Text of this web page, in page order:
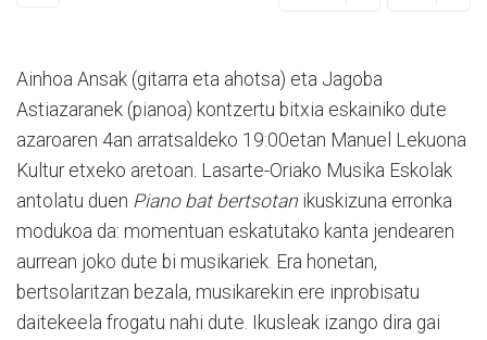
Ainhoa Ansak (gitarra eta ahotsa) eta Jagoba
Astiazaranek (pianoa) kontzertu bitxia eskainiko dute
azaroaren 4an arratsaldeko 19:00etan Manuel Lekuona
Kultur etxeko aretoan. Lasarte-Oriako Musika Eskolak
antolatu duen Piano bat bertsotan ikuskizuna erronka
modukoa da: momentuan eskatutako kanta jendearen
aurrean joko dute bi musikariek. Era honetan,
bertsolaritzan bezala, musikarekin ere inprobisatu
daitekeela frogatu nahi dute. Ikusleak izango dira gai